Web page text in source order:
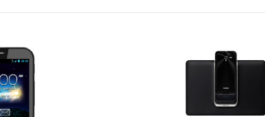
ムレスト コンパクト 約105度ロッキング pc 事務椅子 360度回
型4K UHD・USB Type-C・ホワイト
ホワイト 300枚